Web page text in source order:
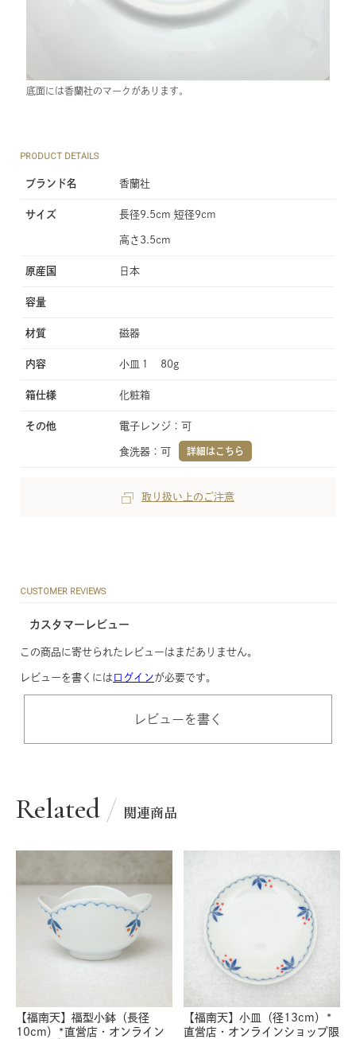
底面には香蘭社のマークがあります。
PRODUCT DETAILS
ブランド名 香蘭社
サイズ 長径9.5cm 短径9cm
高さ3.5cm
原産国 日本
容量
材質 磁器
内容 小皿１ 80g
箱仕様 化粧箱
その他 電子レンジ：可
食洗器：可 詳細はこちら
取り扱い上のご注意
CUSTOMER REVIEWS
カスタマーレビュー
この商品に寄せられたレビューはまだありません。
レビューを書くには ログインが必要です。
レビューを書く
Related 関連商品
【福南天】福型小鉢（長径
10cm）*直営店・オンライン
【福南天】小皿（径13cm）*
直営店・オンラインショップ限